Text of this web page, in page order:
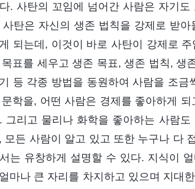
. 사탄의 꼬임에 넘어간 사람은 자기
탄은 자신의 생존 법칙을 강제로 받
되는데, 이것이 바로 사탄이 강제로
표를 세우고 생존 목표, 생존 법칙, 생
등 각종 방법을 동원하여 사람을 조
학을, 어떤 사람은 경제를 좋아하게
그리고 물리나 화학을 좋아하는 사람
모든 사람이 알고 있고 또한 누구나 다
는 유창하게 설명할 수 있다. 지식이
마나 큰 자리를 차지하고 있으며 지대